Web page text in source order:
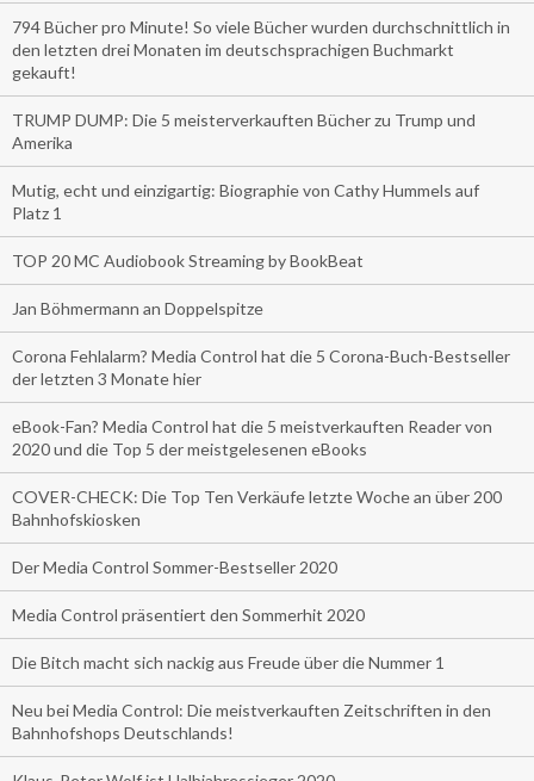
794 Bücher pro Minute! So viele Bücher wurden durchschnittlich in
den letzten drei Monaten im deutschsprachigen Buchmarkt
gekauft!
TRUMP DUMP: Die 5 meisterverkauften Bücher zu Trump und
Amerika
Mutig, echt und einzigartig: Biographie von Cathy Hummels auf
Platz 1
TOP 20 MC Audiobook Streaming by BookBeat
Jan Böhmermann an Doppelspitze
Corona Fehlalarm? Media Control hat die 5 Corona-Buch-Bestseller
der letzten 3 Monate hier
eBook-Fan? Media Control hat die 5 meistverkauften Reader von
2020 und die Top 5 der meistgelesenen eBooks
COVER-CHECK: Die Top Ten Verkäufe letzte Woche an über 200
Bahnhofskiosken
Der Media Control Sommer-Bestseller 2020
Media Control präsentiert den Sommerhit 2020
Die Bitch macht sich nackig aus Freude über die Nummer 1
Neu bei Media Control: Die meistverkauften Zeitschriften in den
Bahnhofshops Deutschlands!